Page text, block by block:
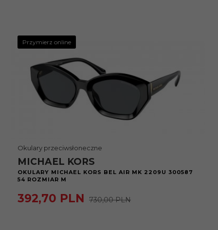
Przymierz online
Okulary przeciwsłoneczne
MICHAEL KORS
OKULARY MICHAEL KORS BEL AIR MK 2209U 300587
54 ROZMIAR M
392,70 PLN 730,00 PLN